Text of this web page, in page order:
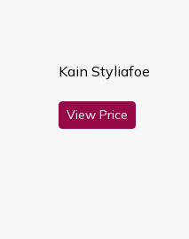
Kain Styliafoe
View Price